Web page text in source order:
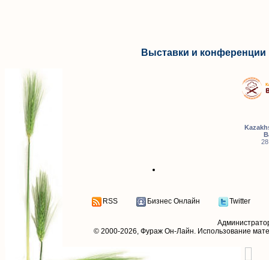
Выставки и конференции
RSS Бизнес Онлайн Twitter
© 2000-2026, Фураж Он-Лайн. Использование